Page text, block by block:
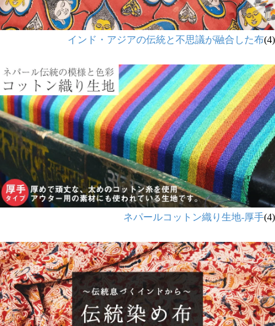
インド・アジアの伝統と不思議が融合した布(4)
ネパールコットン織り生地-厚手(4)